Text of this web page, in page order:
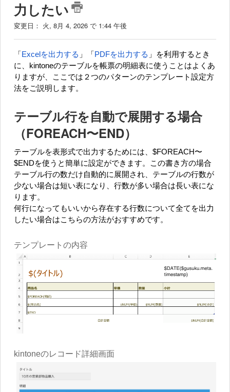
力したい
変更日： 火, 8月 4, 2026 で 1:44 午後
「 Excelを出力する 」「 PDFを出力する 」を利用するとき
に、kintoneのテーブルを帳票の明細表に使うことはよくあ
りますが、ここでは２つのパターンのテンプレート設定方
法をご説明します。
テーブル行を自動で展開する場合
（FOREACH〜END）
テーブルを表形式で出力するためには、$FOREACH〜
$ENDを使うと簡単に設定ができます。この書き方の場合
テーブル行の数だけ自動的に展開され、テーブルの行数が
少ない場合は短い表になり、行数が多い場合は長い表にな
ります。
何行になってもいいから存在する行数について全てを出力
したい場合はこちらの方法がおすすめです。
テンプレートの内容
kintoneのレコード詳細画面